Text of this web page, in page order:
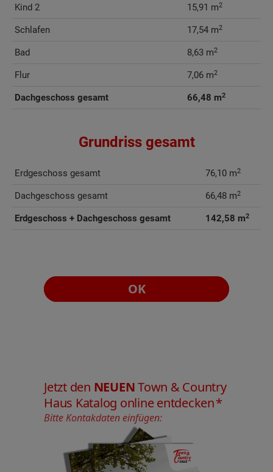
Kind 2 15,91 m2
Schlafen 17,54 m2
Bad 8,63 m2
Flur 7,06 m2
Dachgeschoss gesamt 66,48 m2
Grundriss gesamt
Erdgeschoss gesamt 76,10 m2
Dachgeschoss gesamt 66,48 m2
Erdgeschoss + Dachgeschoss gesamt 142,58 m2